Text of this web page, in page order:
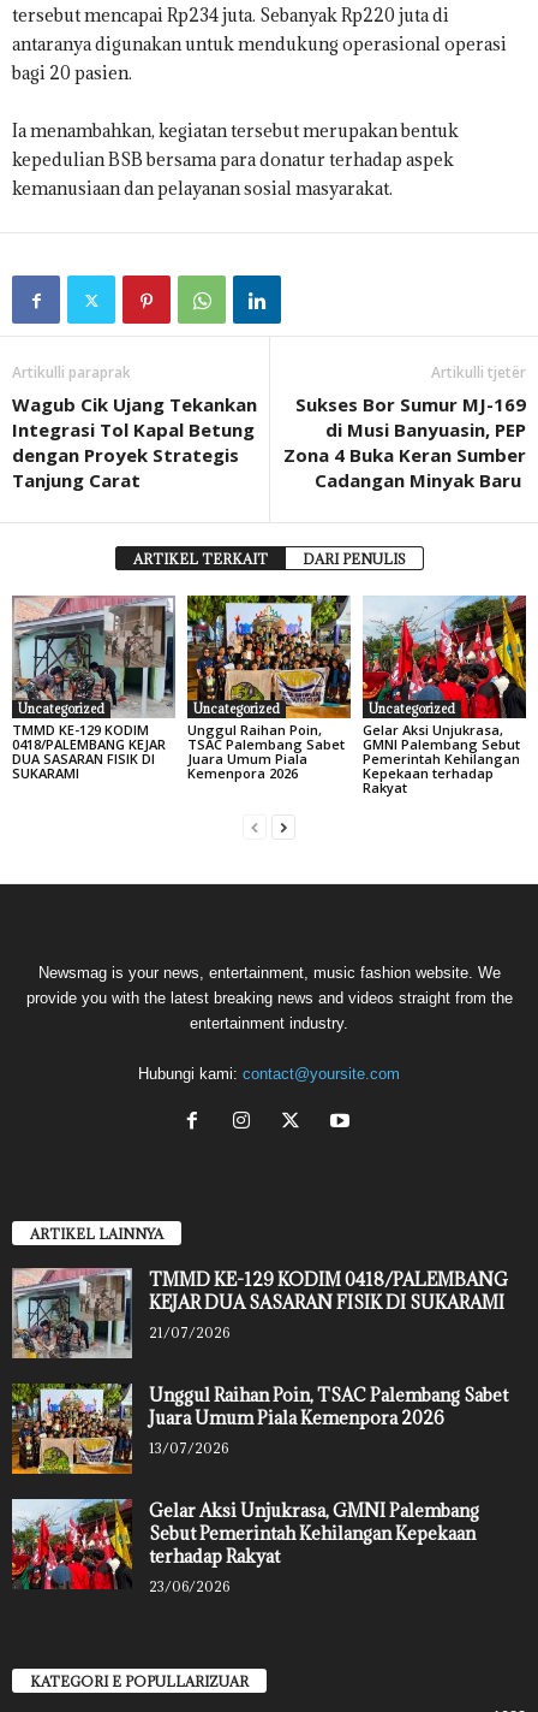
tersebut mencapai Rp234 juta. Sebanyak Rp220 juta di
antaranya digunakan untuk mendukung operasional operasi
bagi 20 pasien.
Ia menambahkan, kegiatan tersebut merupakan bentuk
kepedulian BSB bersama para donatur terhadap aspek
kemanusiaan dan pelayanan sosial masyarakat.
Artikulli paraprak
Wagub Cik Ujang Tekankan
Integrasi Tol Kapal Betung
dengan Proyek Strategis
Tanjung Carat
Artikulli tjetër
Sukses Bor Sumur MJ-169
di Musi Banyuasin, PEP
Zona 4 Buka Keran Sumber
Cadangan Minyak Baru ‎
ARTIKEL TERKAIT DARI PENULIS
Uncategorized
TMMD KE-129 KODIM
0418/PALEMBANG KEJAR
DUA SASARAN FISIK DI
SUKARAMI
Uncategorized
Unggul Raihan Poin,
TSAC Palembang Sabet
Juara Umum Piala
Kemenpora 2026
Uncategorized
Gelar Aksi Unjukrasa,
GMNI Palembang Sebut
Pemerintah Kehilangan
Kepekaan terhadap
Rakyat
Newsmag is your news, entertainment, music fashion website. We
provide you with the latest breaking news and videos straight from the
entertainment industry.
Hubungi kami: contact@yoursite.com
ARTIKEL LAINNYA
TMMD KE-129 KODIM 0418/PALEMBANG
KEJAR DUA SASARAN FISIK DI SUKARAMI
21/07/2026
Unggul Raihan Poin, TSAC Palembang Sabet
Juara Umum Piala Kemenpora 2026
13/07/2026
Gelar Aksi Unjukrasa, GMNI Palembang
Sebut Pemerintah Kehilangan Kepekaan
terhadap Rakyat
23/06/2026
KATEGORI E POPULLARIZUAR